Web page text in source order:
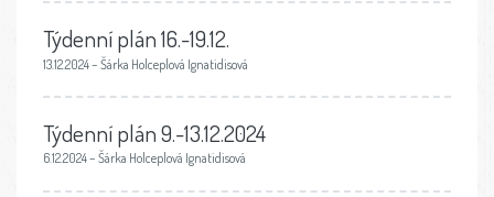
Týdenní plán 16.-19.12.
13.12.2024 – Šárka Holceplová Ignatidisová
Týdenní plán 9.-13.12.2024
6.12.2024 – Šárka Holceplová Ignatidisová